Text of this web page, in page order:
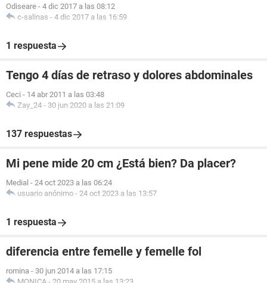
Odiseare - 4 dic 2017 a las 08:12
c-salinas - 4 dic 2017 a las 16:59
1 respuesta
Tengo 4 días de retraso y dolores abdominales
Ceci - 14 abr 2011 a las 03:48
Zay_24 - 30 jun 2020 a las 21:09
137 respuestas
Mi pene mide 20 cm ¿Está bien? Da placer?
Medial - 24 oct 2023 a las 06:24
usuario anónimo - 24 oct 2023 a las 13:57
1 respuesta
diferencia entre femelle y femelle fol
romina - 30 jun 2014 a las 17:15